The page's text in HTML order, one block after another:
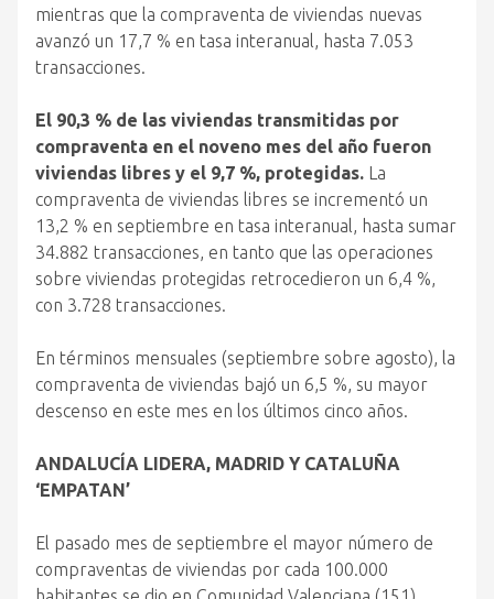
mientras que la compraventa de viviendas nuevas
avanzó un 17,7 % en tasa interanual, hasta 7.053
transacciones.
El 90,3 % de las viviendas transmitidas por
compraventa en el noveno mes del año fueron
viviendas libres y el 9,7 %, protegidas. La
compraventa de viviendas libres se incrementó un
13,2 % en septiembre en tasa interanual, hasta sumar
34.882 transacciones, en tanto que las operaciones
sobre viviendas protegidas retrocedieron un 6,4 %,
con 3.728 transacciones.
En términos mensuales (septiembre sobre agosto), la
compraventa de viviendas bajó un 6,5 %, su mayor
descenso en este mes en los últimos cinco años.
ANDALUCÍA LIDERA, MADRID Y CATALUÑA
‘EMPATAN’
El pasado mes de septiembre el mayor número de
compraventas de viviendas por cada 100.000